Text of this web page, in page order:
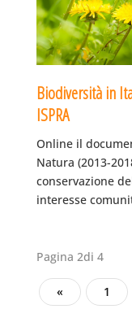
Biodiversità in
ISPRA
Online il
Natura (2013-
conservazione
interesse
Pagina 2di 4
« 1